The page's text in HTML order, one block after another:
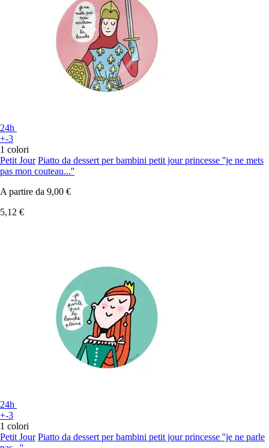
24h
+-3
1 colori
Petit Jour Piatto da dessert per bambini petit jour princesse ''je ne mets
pas mon couteau...''
A partire da 9,00 €
5,12 €
24h
+-3
1 colori
Petit Jour Piatto da dessert per bambini petit jour princesse ''je ne parle